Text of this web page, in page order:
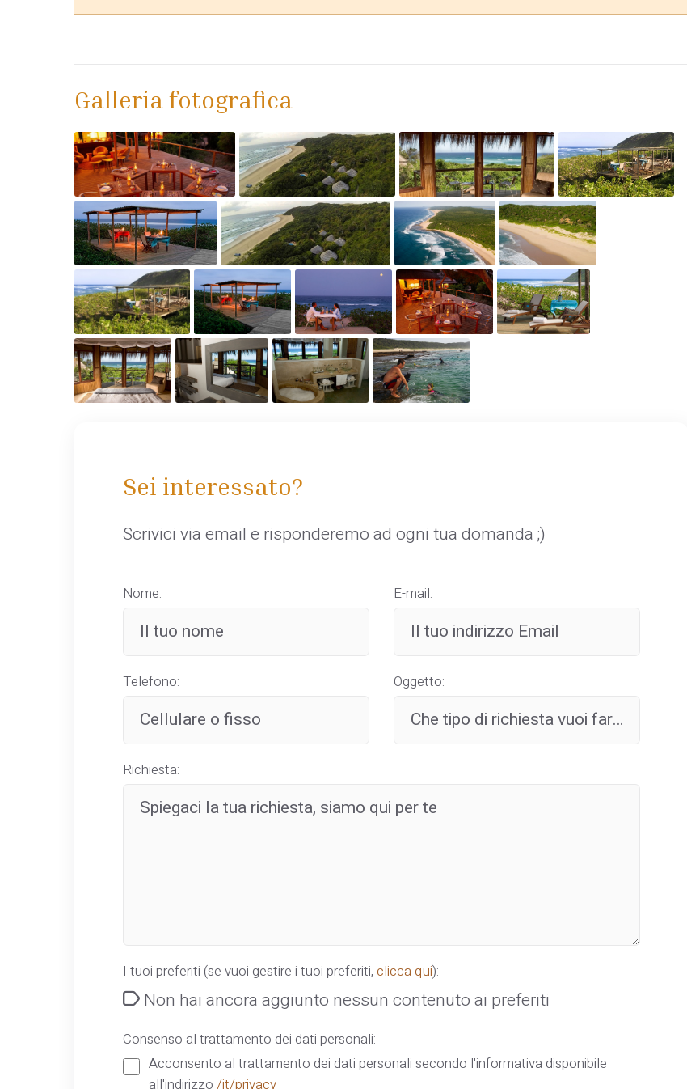
Galleria fotografica
Sei interessato?
Scrivici via email e risponderemo ad ogni tua domanda ;)
Nome: E-mail:
Telefono: Oggetto:
Richiesta:
I tuoi preferiti (se vuoi gestire i tuoi preferiti, clicca qui):
Non hai ancora aggiunto nessun contenuto ai preferiti
Consenso al trattamento dei dati personali:
Acconsento al trattamento dei dati personali secondo l'informativa disponibile
all'indirizzo /it/privacy